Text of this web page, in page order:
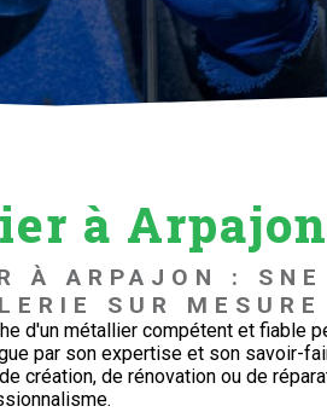
à Arpajon
À ARPAJON :
SUR MESURE
d'un métallier compétent et fiable
par son expertise et son savoir-
création, de rénovation ou de